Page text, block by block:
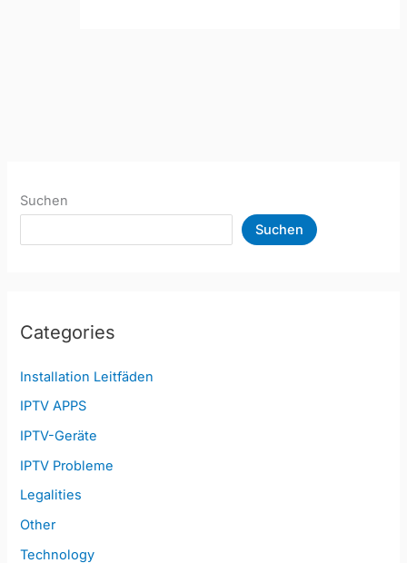
Suchen
Suchen
Categories
Installation Leitfäden
IPTV APPS
IPTV-Geräte
IPTV Probleme
Legalities
Other
Technology